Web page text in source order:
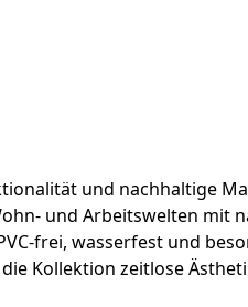
und
und Arbeitswelten mit
frei, wasserfest und
Kollektion zeitlose